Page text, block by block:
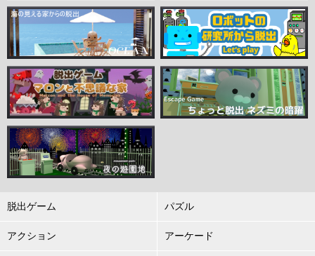
脱出ゲーム パズル
アクション アーケード